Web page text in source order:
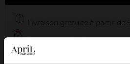
Retour gratuit dans votre
Emballage cadeau offert